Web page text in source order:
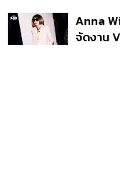
กระสุนอี
ไม่จบชีวิ
Anna
จัดงาน